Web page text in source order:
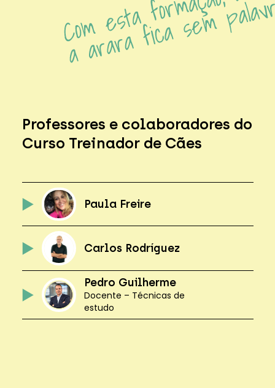
Professores e colaboradores do
Curso Treinador de Cães
Paula Freire
Carlos Rodríguez
Pedro Guilherme
Docente – Técnicas de
estudo